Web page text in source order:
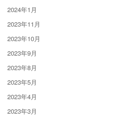
2024年1月
2023年11月
2023年10月
2023年9月
2023年8月
2023年5月
2023年4月
2023年3月